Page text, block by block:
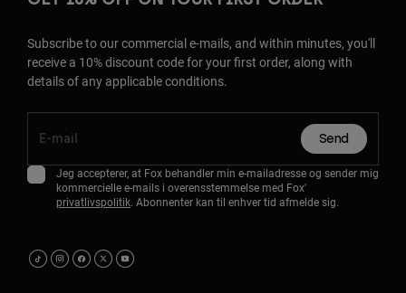
Subscribe to our commercial e-mails, and within minutes, you'll
receive a 10% discount code for your first order, along with
details of any applicable conditions.
Send
Jeg accepterer, at Fox behandler min e-mailadresse og sender mig
kommercielle e-mails i overensstemmelse med Fox'
privatlivspolitik. Abonnenter kan til enhver tid afmelde sig.